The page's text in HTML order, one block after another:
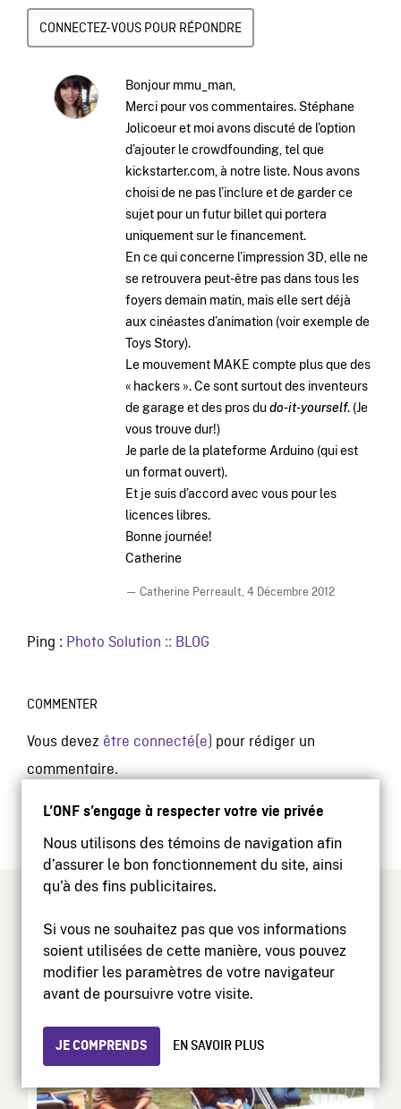
L’ONF s’engage à respecter votre vie privée
Nous utilisons des témoins de navigation afin
d’assurer le bon fonctionnement du site, ainsi
qu’à des fins publicitaires.
Si vous ne souhaitez pas que vos informations
soient utilisées de cette manière, vous pouvez
modifier les paramètres de votre navigateur
avant de poursuivre votre visite.
JE COMPRENDS EN SAVOIR PLUS
CONNECTEZ-VOUS POUR RÉPONDRE
Bonjour mmu_man,
Merci pour vos commentaires. Stéphane
Jolicoeur et moi avons discuté de l’option
d’ajouter le crowdfounding, tel que
kickstarter.com, à notre liste. Nous avons
choisi de ne pas l’inclure et de garder ce
sujet pour un futur billet qui portera
uniquement sur le financement.
En ce qui concerne l’impression 3D, elle ne
se retrouvera peut-être pas dans tous les
foyers demain matin, mais elle sert déjà
aux cinéastes d’animation (voir exemple de
Toys Story).
Le mouvement MAKE compte plus que des
« hackers ». Ce sont surtout des inventeurs
de garage et des pros du do-it-yourself. (Je
vous trouve dur!)
Je parle de la plateforme Arduino (qui est
un format ouvert).
Et je suis d’accord avec vous pour les
licences libres.
Bonne journée!
Catherine
— Catherine Perreault, 4 Décembre 2012
Ping : Photo Solution :: BLOG
COMMENTER
Vous devez être connecté(e) pour rédiger un
commentaire.
TEXTES RELIÉS